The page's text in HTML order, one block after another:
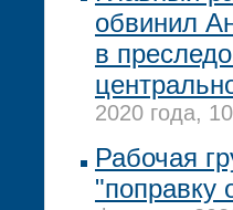
обвинил
в
2020 года,
Рабочая
"поправку